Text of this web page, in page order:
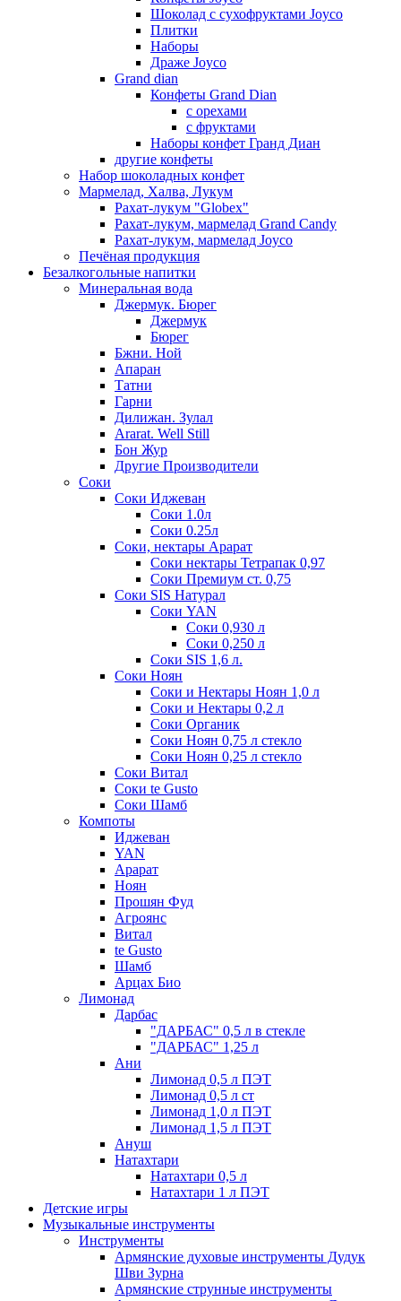
Шоколад с сухофруктами Joyco
Плитки
Наборы
Драже Joyco
Grand dian
Конфеты Grand Dian
с орехами
с фруктами
Наборы конфет Гранд Диан
другие конфеты
Набор шоколадных конфет
Мармелад, Халва, Лукум
Рахат-лукум "Globex"
Рахат-лукум, мармелад Grand Candy
Рахат-лукум, мармелад Joyco
Печёная продукция
Безалкогольные напитки
Минеральная вода
Джермук. Бюрег
Джермук
Бюрег
Бжни. Ной
Апаран
Татни
Гарни
Дилижан. Зулал
Ararat. Well Still
Бон Жур
Другие Производители
Соки
Соки Иджеван
Соки 1.0л
Соки 0.25л
Соки, нектары Арарат
Соки нектары Тетрапак 0,97
Соки Премиум ст. 0,75
Соки SIS Натурал
Соки YAN
Соки 0,930 л
Соки 0,250 л
Соки SIS 1,6 л.
Соки Ноян
Соки и Нектары Ноян 1,0 л
Соки и Нектары 0,2 л
Соки Органик
Соки Ноян 0,75 л стекло
Соки Ноян 0,25 л стекло
Соки Витал
Соки te Gusto
Соки Шамб
Компоты
Иджеван
YAN
Арарат
Ноян
Прошян Фуд
Агроянс
Витал
te Gusto
Шамб
Арцах Био
Лимонад
Дарбас
"ДАРБАС" 0,5 л в стекле
"ДАРБАС" 1,25 л
Ани
Лимонад 0,5 л ПЭТ
Лимонад 0,5 л ст
Лимонад 1,0 л ПЭТ
Лимонад 1,5 л ПЭТ
Ануш
Натахтари
Натахтари 0,5 л
Натахтари 1 л ПЭТ
Детские игры
Музыкальные инструменты
Инструменты
Армянские духовые инструменты Дудук
Шви Зурна
Армянские струнные инструменты